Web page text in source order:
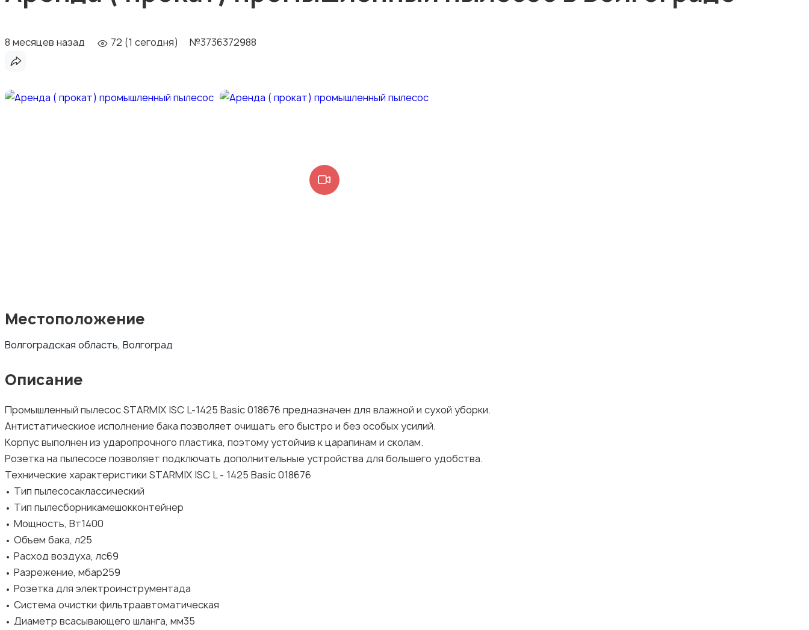
8 месяцев назад 72 (1 сегодня) №3736372988
Местоположение
Волгоградская область, Волгоград
Описание
Промышленный пылесос STARMIX ISC L-1425 Basic 018676 предназначен для влажной и сухой уборки.
Антистатическиое исполнение бака позволяет очищать его быстро и без особых усилий.
Корпус выполнен из ударопрочного пластика, поэтому устойчив к царапинам и сколам.
Розетка на пылесосе позволяет подключать дополнительные устройства для большего удобства.
Технические характеристики STARMIX ISC L - 1425 Basic 018676
• Тип пылесосаклассический
• Тип пылесборникамешокконтейнер
• Мощность, Вт1400
• Объем бака, л25
• Расход воздуха, лс69
• Разрежение, мбар259
• Розетка для электроинструментада
• Система очистки фильтраавтоматическая
• Диаметр всасывающего шланга, мм35